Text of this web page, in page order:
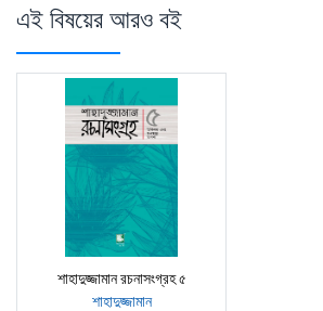
এই বিষয়ের আরও বই
শাহাদুজ্জামান রচনাসংগ্রহ ৫
শাহাদুজ্জামান